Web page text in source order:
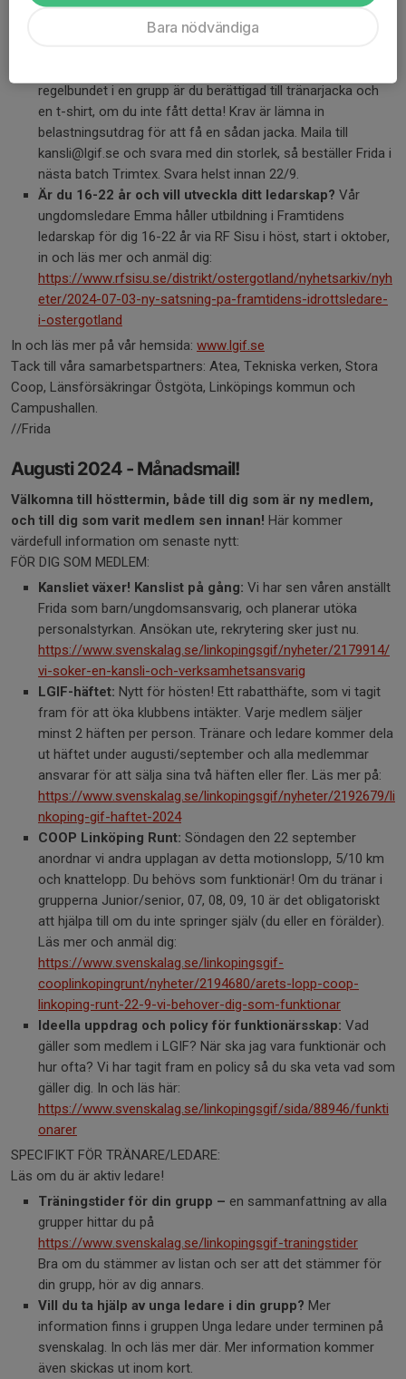
https://www.friidrott.se/ostsvenska/utbildning-
regelbundet i en grupp är du berättigad till tränarjacka och
en t-shirt, om du inte fått detta! Krav är lämna in
belastningsutdrag för att få en sådan jacka. Maila till
kansli@lgif.se och svara med din storlek, så beställer Frida i
nästa batch Trimtex. Svara helst innan 22/9.
Är du 16-22 år och vill utveckla ditt ledarskap? Vår
ungdomsledare Emma håller utbildning i Framtidens
ledarskap för dig 16-22 år via RF Sisu i höst, start i oktober,
in och läs mer och anmäl dig:
https://www.rfsisu.se/distrikt/ostergotland/nyhetsarkiv/nyh
eter/2024-07-03-ny-satsning-pa-framtidens-idrottsledare-
i-ostergotland
In och läs mer på vår hemsida: www.lgif.se
Tack till våra samarbetspartners: Atea, Tekniska verken, Stora
Coop, Länsförsäkringar Östgöta, Linköpings kommun och
Campushallen.
//Frida
Augusti 2024 - Månadsmail!
Välkomna till hösttermin, både till dig som är ny medlem,
och till dig som varit medlem sen innan! Här kommer
värdefull information om senaste nytt:
FÖR DIG SOM MEDLEM:
Kansliet växer! Kanslist på gång: Vi har sen våren anställt
Frida som barn/ungdomsansvarig, och planerar utöka
personalstyrkan. Ansökan ute, rekrytering sker just nu.
https://www.svenskalag.se/linkopingsgif/nyheter/2179914/
vi-soker-en-kansli-och-verksamhetsansvarig
LGIF-häftet: Nytt för hösten! Ett rabatthäfte, som vi tagit
fram för att öka klubbens intäkter. Varje medlem säljer
minst 2 häften per person. Tränare och ledare kommer dela
ut häftet under augusti/september och alla medlemmar
ansvarar för att sälja sina två häften eller fler. Läs mer på:
https://www.svenskalag.se/linkopingsgif/nyheter/2192679/li
nkoping-gif-haftet-2024
COOP Linköping Runt: Söndagen den 22 september
anordnar vi andra upplagan av detta motionslopp, 5/10 km
och knattelopp. Du behövs som funktionär! Om du tränar i
grupperna Junior/senior, 07, 08, 09, 10 är det obligatoriskt
att hjälpa till om du inte springer själv (du eller en förälder).
Läs mer och anmäl dig:
https://www.svenskalag.se/linkopingsgif-
cooplinkopingrunt/nyheter/2194680/arets-lopp-coop-
linkoping-runt-22-9-vi-behover-dig-som-funktionar
Ideella uppdrag och policy för funktionärsskap: Vad
gäller som medlem i LGIF? När ska jag vara funktionär och
hur ofta? Vi har tagit fram en policy så du ska veta vad som
gäller dig. In och läs här:
https://www.svenskalag.se/linkopingsgif/sida/88946/funkti
onarer
SPECIFIKT FÖR TRÄNARE/LEDARE:
Läs om du är aktiv ledare!
Träningstider för din grupp – en sammanfattning av alla
grupper hittar du på
https://www.svenskalag.se/linkopingsgif-traningstider
Bra om du stämmer av listan och ser att det stämmer för
din grupp, hör av dig annars.
Vill du ta hjälp av unga ledare i din grupp? Mer
information finns i gruppen Unga ledare under terminen på
svenskalag. In och läs mer där. Mer information kommer
även skickas ut inom kort.
Bara nödvändiga